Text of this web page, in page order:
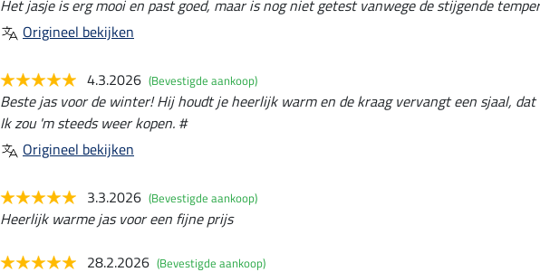
Het jasje is erg mooi en past goed, maar is nog niet getest vanwege de stijgende
Origineel bekijken
4.3.2026 (Bevestigde aankoop)
Beste jas voor de winter! Hij houdt je heerlijk warm en de kraag vervangt een sjaal,
Ik zou 'm steeds weer kopen. #
Origineel bekijken
3.3.2026 (Bevestigde aankoop)
Heerlijk warme jas voor een fijne prijs
28.2.2026 (Bevestigde aankoop)